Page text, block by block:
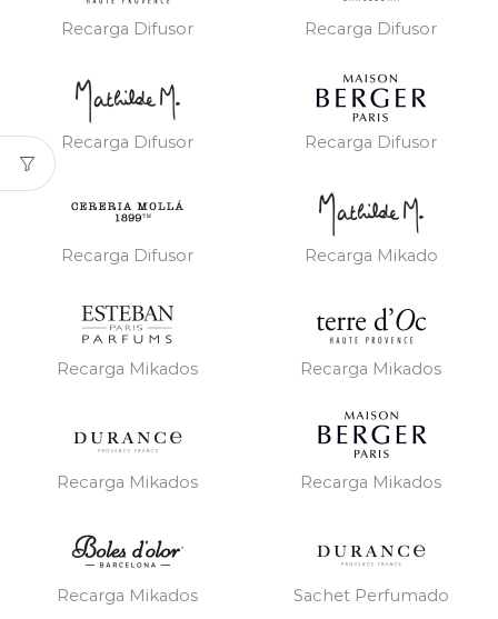
Recarga Difusor Recarga Difusor
Recarga Difusor Recarga Difusor
Recarga Difusor Recarga Mikado
Recarga Mikados Recarga Mikados
Recarga Mikados Recarga Mikados
Recarga Mikados Sachet Perfumado